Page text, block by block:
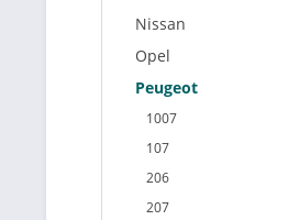
Nissan
Opel
Peugeot
1007
107
206
207